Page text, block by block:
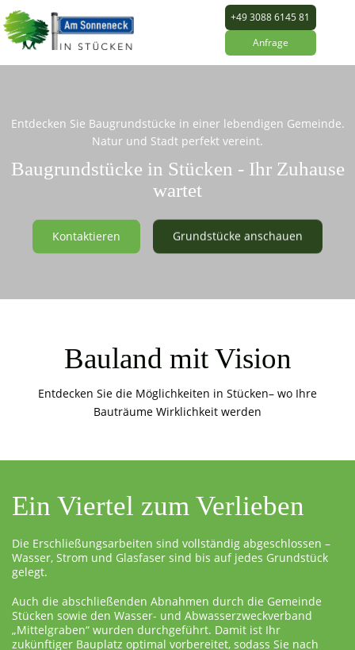
+49 3088 6145 81
Anfrage
Entdecken Sie Baugrundstücke in einer lebendigen Gemeinde.
Natur und Stadt perfekt vereint.
Baugrundstücke in Stücken - Ihr Zuhause
wartet
Kontaktieren Grundstücke anschauen
Bauland mit Vision
Entdecken Sie die Möglichkeiten in Stücken– wo Ihre
Bauträume Wirklichkeit werden
Ein Viertel zum Verlieben
Die Erschließungsarbeiten sind vollständig abgeschlossen –
Wasser, Strom und Glasfaser sind bis auf jedes Grundstück
gelegt.
Auch die abschließenden Abnahmen durch die Gemeinde
Stücken sowie den Wasser- und Abwasserzweckverband
„Mittelgraben“ wurden durchgeführt. Damit ist Ihr
zukünftiger Bauplatz optimal vorbereitet, sodass Sie nach